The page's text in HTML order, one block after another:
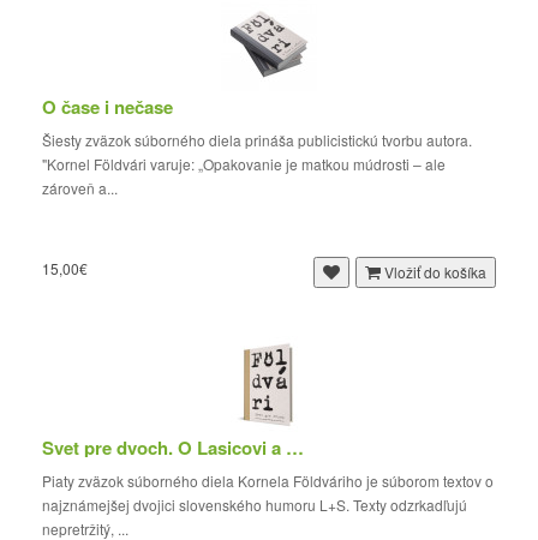
O čase i nečase
Šiesty zväzok súborného diela prináša publicistickú tvorbu autora.
"Kornel Földvári varuje: „Opakovanie je matkou múdrosti – ale
zároveň a...
15,00€ Vložiť do košíka
Svet pre dvoch. O Lasicovi a Satinskom
Piaty zväzok súborného diela Kornela Földváriho je súborom textov o
najznámejšej dvojici slovenského humoru L+S. Texty odzrkadľujú
nepretržitý, ...